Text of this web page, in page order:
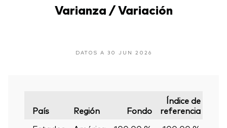
Varianza / Variación
DATOS A 30 JUN 2026
País Región Fondo
Índice de
referencia